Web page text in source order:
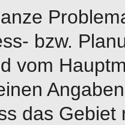
bzw.
vom
das